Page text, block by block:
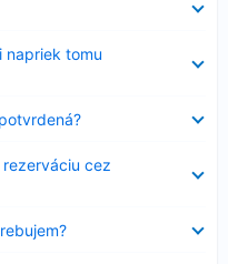
napriek tomu
cez